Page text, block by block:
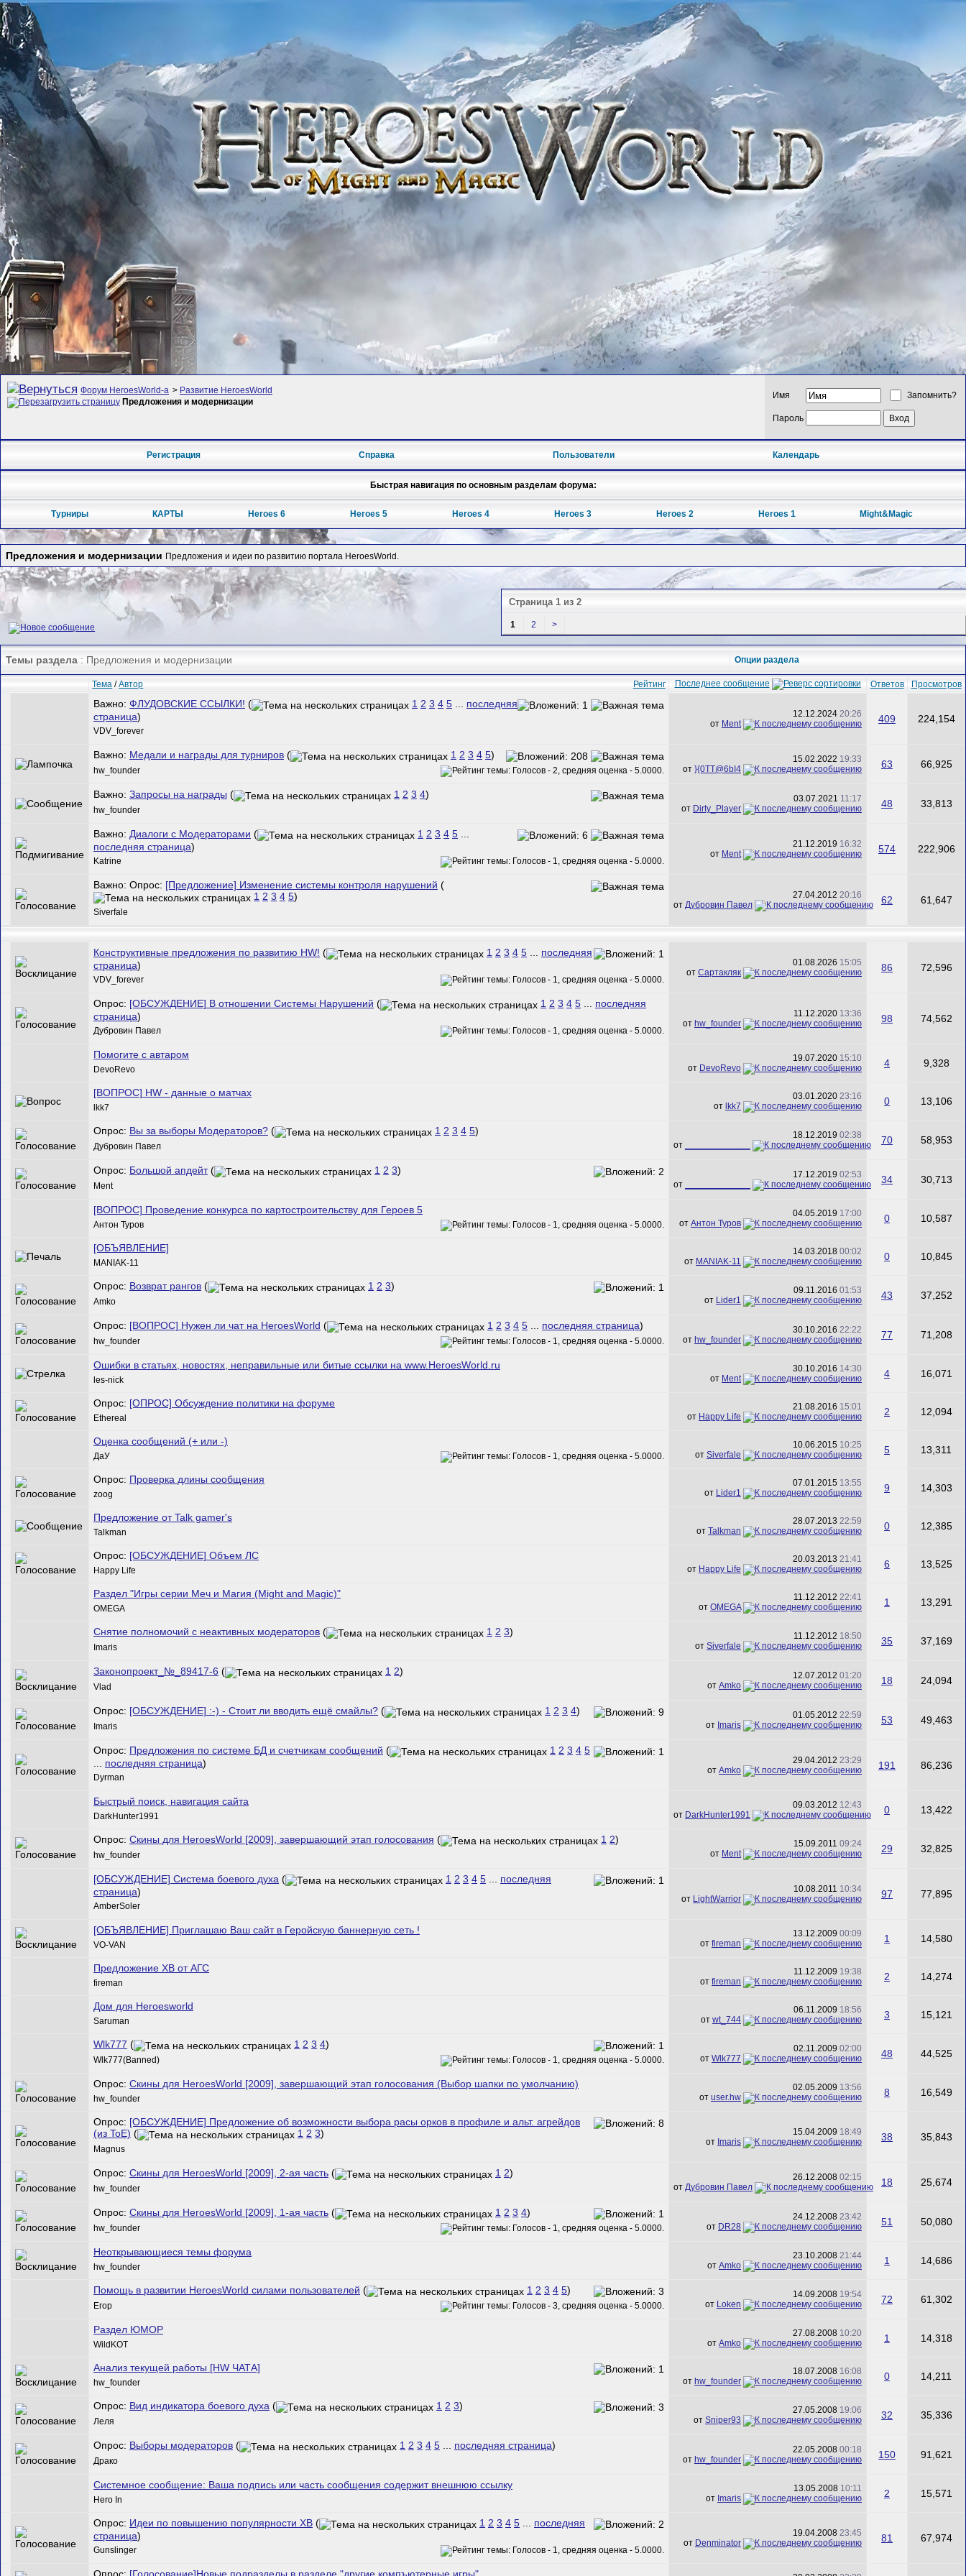
Форум HeroesWorld-а > Развитие HeroesWorld
Предложения и модернизации
Имя Запомнить?
Пароль
Регистрация Справка Пользователи Календарь
Быстрая навигация по основным разделам форума:
Турниры КАРТЫ Heroes 6 Heroes 5 Heroes 4 Heroes 3 Heroes 2 Heroes 1 Might&Magic
Предложения и модернизации Предложения и идеи по развитию портала HeroesWorld.
Страница 1 из 2
1 2 >
Темы раздела : Предложения и модернизации Опции раздела
Рейтинг
Тема /Автор Последнее сообщение Ответов Просмотров
Важно: ФЛУДОВСКИЕ ССЫЛКИ! ( 1 2 3 4 5 ... последняя
страница)
VDV_forever
12.12.2024 20:26
от Ment 409 224,154
Важно: Медали и награды для турниров ( 1 2 3 4 5)
hw_founder
15.02.2022 19:33
от }{0TT@6bI4 63 66,925
Важно: Запросы на награды ( 1 2 3 4)
hw_founder
03.07.2021 11:17
от Dirty_Player 48 33,813
Важно: Диалоги с Модераторами ( 1 2 3 4 5 ...
последняя страница)
Katrine
21.12.2019 16:32
от Ment 574 222,906
Важно: Опрос: [Предложение] Изменение системы контроля нарушений (
1 2 3 4 5)
Siverfale
27.04.2012 20:16
от Дубровин Павел 62 61,647
Конструктивные предложения по развитию HW! ( 1 2 3 4 5 ... последняя
страница)
VDV_forever
01.08.2026 15:05
от Сартакляк 86 72,596
Опрос: [ОБСУЖДЕНИЕ] В отношении Системы Нарушений ( 1 2 3 4 5 ... последняя
страница)
Дубровин Павел
11.12.2020 13:36
от hw_founder 98 74,562
Помогите с автаром
DevoRevo
19.07.2020 15:10
от DevoRevo 4 9,328
[ВОПРОС] HW - данные о матчах
lkk7
03.01.2020 23:16
от lkk7 0 13,106
Опрос: Вы за выборы Модераторов? ( 1 2 3 4 5)
Дубровин Павел
18.12.2019 02:38
от
70 58,953
Опрос: Большой апдейт ( 1 2 3)
Ment
17.12.2019 02:53
от
34 30,713
[ВОПРОС] Проведение конкурса по картостроительству для Героев 5
Антон Туров
04.05.2019 17:00
от Антон Туров 0 10,587
[ОБЪЯВЛЕНИЕ]
MANIAK-11
14.03.2018 00:02
от MANIAK-11 0 10,845
Опрос: Возврат рангов ( 1 2 3)
Amko
09.11.2016 01:53
от Lider1 43 37,252
Опрос: [ВОПРОС] Нужен ли чат на HeroesWorld ( 1 2 3 4 5 ... последняя страница)
hw_founder
30.10.2016 22:22
от hw_founder 77 71,208
Ошибки в статьях, новостях, неправильные или битые ссылки на www.HeroesWorld.ru
les-nick
30.10.2016 14:30
от Ment 4 16,071
Опрос: [ОПРОС] Обсуждение политики на форуме
Ethereal
21.08.2016 15:01
от Happy Life 2 12,094
Оценка сообщений (+ или -)
ДаУ
10.06.2015 10:25
от Siverfale 5 13,311
Опрос: Проверка длины сообщения
zoog
07.01.2015 13:55
от Lider1 9 14,303
Предложение от Talk gamer's
Talkman
28.07.2013 22:59
от Talkman 0 12,385
Опрос: [ОБСУЖДЕНИЕ] Объем ЛС
Happy Life
20.03.2013 21:41
от Happy Life 6 13,525
Раздел "Игры серии Меч и Магия (Might and Magic)"
ОMEGA
11.12.2012 22:41
от ОMEGA 1 13,291
Снятие полномочий с неактивных модераторов ( 1 2 3)
Imaris
11.12.2012 18:50
от Siverfale 35 37,169
Законопроект_№_89417-6 ( 1 2)
Vlad
12.07.2012 01:20
от Amko 18 24,094
Опрос: [ОБСУЖДЕНИЕ] :-) - Стоит ли вводить ещё смайлы? ( 1 2 3 4)
Imaris
01.05.2012 22:59
от Imaris 53 49,463
Опрос: Предложения по системе БД и счетчикам сообщений ( 1 2 3 4 5
последняя страница)
Dyrman
29.04.2012 23:29
от Amko 191 86,236
Быстрый поиск, навигация сайта
DarkHunter1991
09.03.2012 12:43
от DarkHunter1991 0 13,422
Опрос: Скины для HeroesWorld [2009], завершающий этап голосования ( 1 2)
hw_founder
15.09.2011 09:24
от Ment 29 32,825
[ОБСУЖДЕНИЕ] Система боевого духа ( 1 2 3 4 5 ... последняя
страница)
AmberSoler
10.08.2011 10:34
от LightWarrior 97 77,895
[ОБЪЯВЛЕНИЕ] Приглашаю Ваш сайт в Геройскую баннерную сеть !
VO-VAN
13.12.2009 00:09
от fireman 1 14,580
Предложение ХВ от АГС
fireman
11.12.2009 19:38
от fireman 2 14,274
Дом для Heroesworld
Saruman
06.11.2009 18:56
от wt_744 3 15,121
Wlk777 ( 1 2 3 4)
Wlk777(Banned)
02.11.2009 02:00
от Wlk777 48 44,525
Опрос: Скины для HeroesWorld [2009], завершающий этап голосования (Выбор шапки по умолчанию)
hw_founder
02.05.2009 13:56
от user.hw 8 16,549
Опрос: [ОБСУЖДЕНИЕ] Предложение об возможности выбора расы орков в профиле и альт. агрейдов
(из ToE) ( 1 2 3)
Magnus
15.04.2009 18:49
от Imaris 38 35,843
Опрос: Скины для HeroesWorld [2009], 2-ая часть ( 1 2)
hw_founder
26.12.2008 02:15
от Дубровин Павел 18 25,674
Опрос: Скины для HeroesWorld [2009], 1-ая часть ( 1 2 3 4)
hw_founder
24.12.2008 23:42
от DR28 51 50,080
Неоткрывающиеся темы форума
hw_founder
23.10.2008 21:44
от Amko 1 14,686
Помощь в развитии HeroesWorld силами пользователей ( 1 2 3 4 5)
Егор
14.09.2008 19:54
от Loken 72 61,302
Раздел ЮМОР
WildKOT
27.08.2008 10:20
от Amko 1 14,318
Анализ текущей работы [HW ЧАТА]
hw_founder
18.07.2008 16:08
от hw_founder 0 14,211
Опрос: Вид индикатора боевого духа ( 1 2 3)
Леля
27.05.2008 19:06
от Sniper93 32 35,336
Опрос: Выборы модераторов ( 1 2 3 4 5 ... последняя страница)
Драко
22.05.2008 00:18
от hw_founder 150 91,621
Системное сообщение: Ваша подпись или часть сообщения содержит внешнюю ссылку
Hero In
13.05.2008 10:11
от Imaris 2 15,571
Опрос: Идеи по повышению популярности ХВ ( 1 2 3 4 5 ... последняя
страница)
Gunslinger
19.04.2008 23:45
от Denminator 81 67,974